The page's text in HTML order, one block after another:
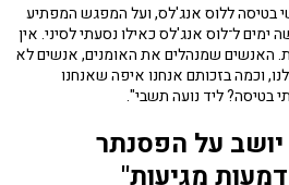
בטיסה ללוס אנג'לס, ועל המפגש המפתיע
ימים ל־לוס אנג'לסכאילו נסעתי לסיני. אין
האנשים שמנהלים את האומנים, אנשים לא
וכמה בזכותם אנחנו איפה שאנחנו
בטיסה? ליד נועה תשבי".
על הפסנתר
מגיעות"